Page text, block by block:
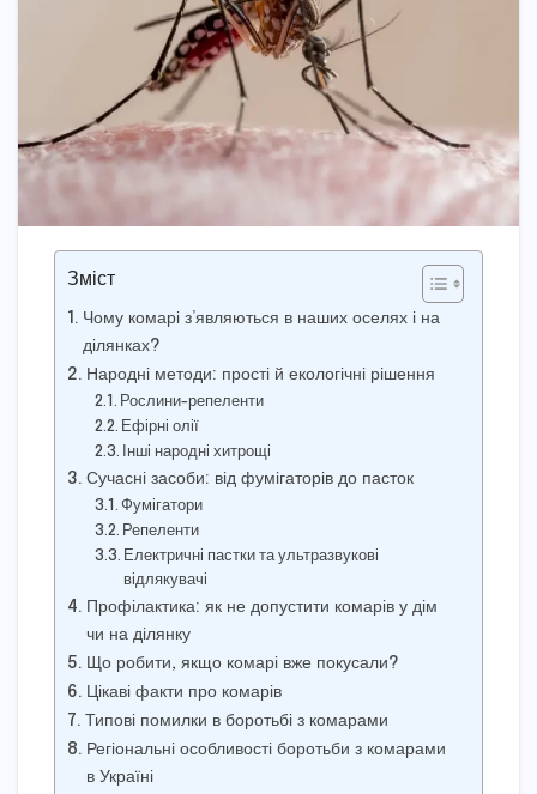
Зміст
Чому комарі з’являються в наших оселях і на
ділянках?
Народні методи: прості й екологічні рішення
Рослини-репеленти
Ефірні олії
Інші народні хитрощі
Сучасні засоби: від фумігаторів до пасток
Фумігатори
Репеленти
Електричні пастки та ультразвукові
відлякувачі
Профілактика: як не допустити комарів у дім
чи на ділянку
Що робити, якщо комарі вже покусали?
Цікаві факти про комарів
Типові помилки в боротьбі з комарами
Регіональні особливості боротьби з комарами
в Україні